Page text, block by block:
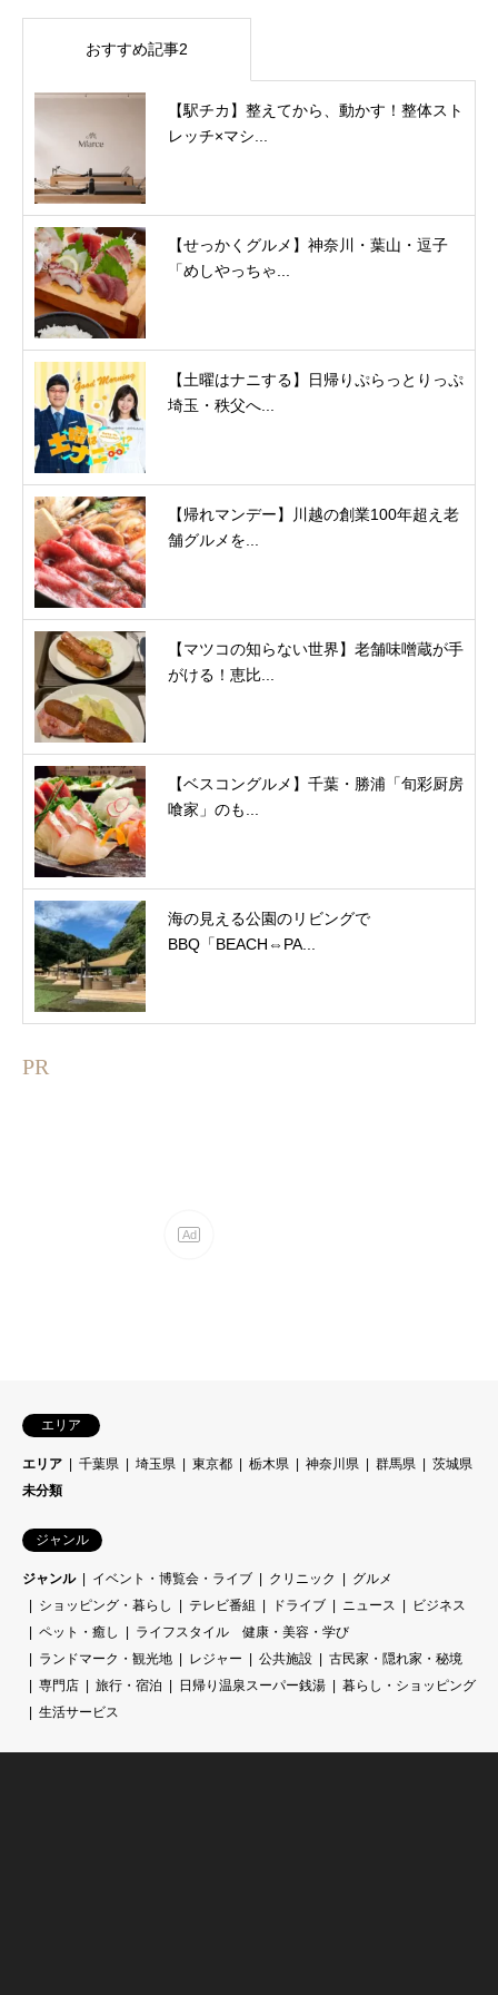
おすすめ記事2
【駅チカ】整えてから、動かす！整体スト
レッチ×マシ...
【せっかくグルメ】神奈川・葉山・逗子
「めしやっちゃ...
【土曜はナニする】日帰りぷらっとりっぷ
埼玉・秩父へ...
【帰れマンデー】川越の創業100年超え老
舗グルメを...
【マツコの知らない世界】老舗味噌蔵が手
がける！恵比...
【ベスコングルメ】千葉・勝浦「旬彩厨房
喰家」のも...
海の見える公園のリビングで
BBQ「BEACH⇔PA...
PR
エリア
エリア 千葉県 埼玉県 東京都 栃木県 神奈川県 群馬県
茨城県
未分類
ジャンル
ジャンル イベント・博覧会・ライブ クリニック
グルメ
ショッピング・暮らし
テレビ番組 ドライブ ニュース
ビジネス
ペット・癒し
ライフスタイル 健康・美容・学び
ランドマーク・観光地
レジャー 公共施設
古民家・隠れ家・秘境
専門店
旅行・宿泊 日帰り温泉スーパー銭湯
暮らし・ショッピング
生活サービス